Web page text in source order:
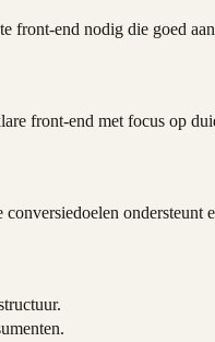
front-end nodig die goed
front-end met focus op
ondersteunt